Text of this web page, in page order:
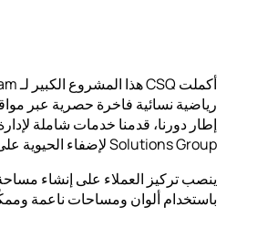
رياضية نسائية فاخرة حصرية عبر
Solutions Group لإضفاء الحيوية على التصميم.
ينصب تركيز العملاء على إنشاء
باستخدام ألوان ومساحات ناعمة